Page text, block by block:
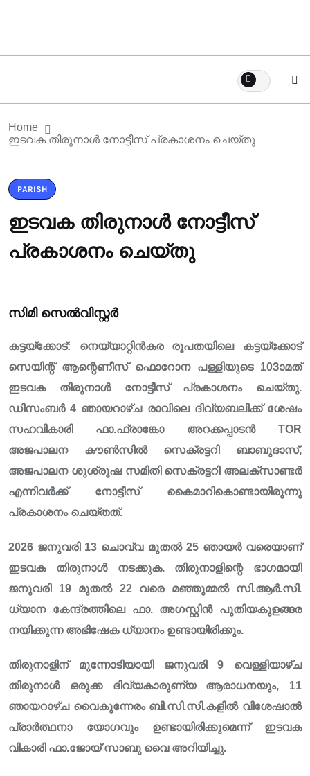
Home
ഇടവക തിരുനാൾ നോട്ടീസ് പ്രകാശനം ചെയ്തു
PARISH
ഇടവക തിരുനാൾ നോട്ടീസ്
പ്രകാശനം ചെയ്തു
സിമി സെൽവിസ്റ്റർ
കട്ടയ്ക്കോട്: നെയ്യാറ്റിൻകര രൂപതയിലെ കട്ടയ്ക്കോട്
സെയിന്റ് ആന്റെണീസ് ഫൊറോന പള്ളിയുടെ 103ാമത്
ഇടവക തിരുനാൾ നോട്ടീസ് പ്രകാശനം ചെയ്തു.
ഡിസംബർ 4 ഞായറാഴ്ച രാവിലെ ദിവ്യബലിക്ക് ശേഷം
സഹവികാരി ഫാ.ഫ്രാങ്കോ അറക്കപ്പാടൻ TOR
അജപാലന കൗൺസിൽ സെക്രട്ടറി ബാബുദാസ്,
അജപാലന ശുശ്രൂഷ സമിതി സെക്രട്ടറി അലക്സാണ്ടർ
എന്നിവർക്ക് നോട്ടീസ് കൈമാറികൊണ്ടായിരുന്നു
പ്രകാശനം ചെയ്തത്.
2026 ജനുവരി 13 ചൊവ്വ മുതൽ 25 ഞായർ വരെയാണ്
ഇടവക തിരുനാൾ നടക്കുക. തിരുനാളിന്റെ ഭാഗമായി
ജനുവരി 19 മുതൽ 22 വരെ മഞ്ഞുമ്മൽ സി.ആർ.സി.
ധ്യാന കേന്ദ്രത്തിലെ ഫാ. അഗസ്റ്റിൻ പുതിയകുളങ്ങര
നയിക്കുന്ന അഭിഷേക ധ്യാനം ഉണ്ടായിരിക്കും.
തിരുനാളിന് മുന്നോടിയായി ജനുവരി 9 വെള്ളിയാഴ്ച
തിരുനാൾ ഒരുക്ക ദിവ്യകാരുണ്യ ആരാധനയും, 11
ഞായറാഴ്ച വൈകുന്നേരം ബി.സി.സി.കളിൽ വിശേഷാൽ
പ്രാർത്ഥനാ യോഗവും ഉണ്ടായിരിക്കുമെന്ന് ഇടവക
വികാരി ഫാ.ജോയ് സാബു വൈ അറിയിച്ചു.